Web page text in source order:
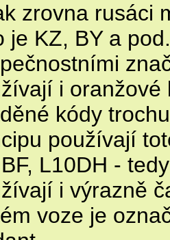
zrovna rusáci
je KZ, BY a
i oranžové
kódy
používají
L10DH -
i výrazně
voze je